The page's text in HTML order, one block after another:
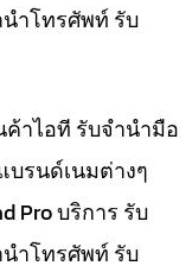
ำโทรศัพท์ รับ
ค้าไอที รับจำนำมือ
รนด์เนมต่างๆ
Pro บริการ รับ
ำโทรศัพท์ รับ